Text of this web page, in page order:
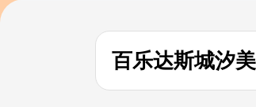
百乐达斯城汐